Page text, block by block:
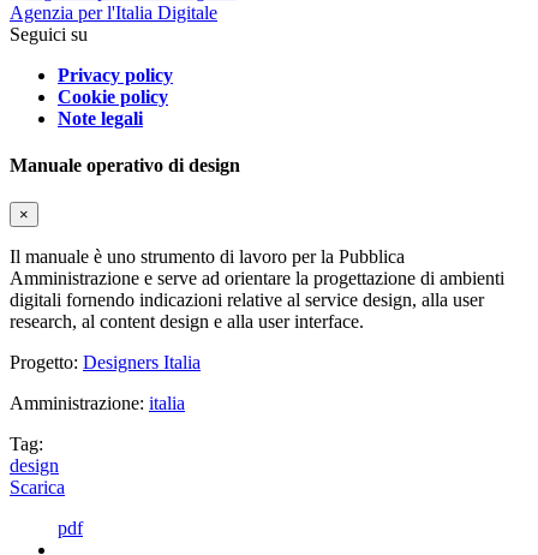
Agenzia per l'Italia Digitale
Seguici su
Privacy policy
Cookie policy
Note legali
Manuale operativo di design
×
Il manuale è uno strumento di lavoro per la Pubblica
Amministrazione e serve ad orientare la progettazione di ambienti
digitali fornendo indicazioni relative al service design, alla user
research, al content design e alla user interface.
Progetto: Designers Italia
Amministrazione: italia
Tag:
design
Scarica
pdf